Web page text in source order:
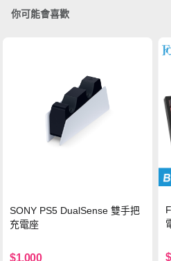
你可能會喜歡
SONY PS5 DualSense 雙手把
充電座
$1,000